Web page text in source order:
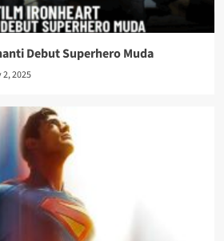
Debut Superhero Muda
2025